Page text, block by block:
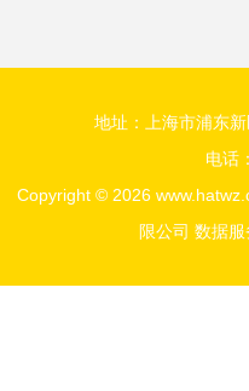
地址：上海市浦东
电话
Copyright © 2026
限公司 数据服